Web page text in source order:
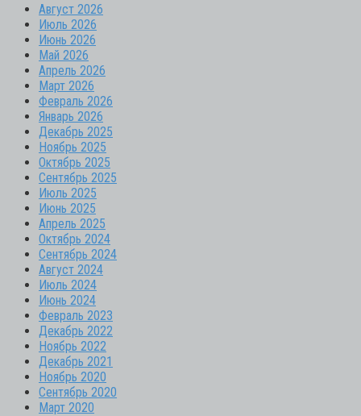
Август 2026
Июль 2026
Июнь 2026
Май 2026
Апрель 2026
Март 2026
Февраль 2026
Январь 2026
Декабрь 2025
Ноябрь 2025
Октябрь 2025
Сентябрь 2025
Июль 2025
Июнь 2025
Апрель 2025
Октябрь 2024
Сентябрь 2024
Август 2024
Июль 2024
Июнь 2024
Февраль 2023
Декабрь 2022
Ноябрь 2022
Декабрь 2021
Ноябрь 2020
Сентябрь 2020
Март 2020